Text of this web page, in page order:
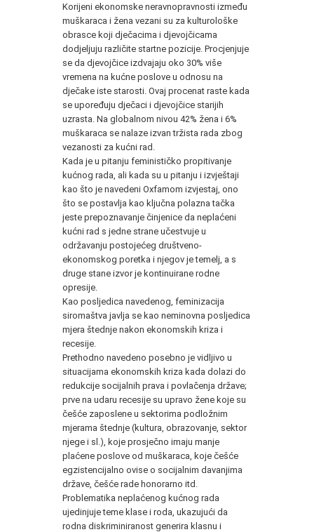
Korijeni ekonomske neravnopravnosti između
muškaraca i žena vezani su za kulturološke
obrasce koji dječacima i djevojčicama
dodjeljuju različite startne pozicije. Procjenjuje
se da djevojčice izdvajaju oko 30% više
vremena na kućne poslove u odnosu na
dječake iste starosti. Ovaj procenat raste kada
se upoređuju dječaci i djevojčice starijih
uzrasta. Na globalnom nivou 42% žena i 6%
muškaraca se nalaze izvan tržista rada zbog
vezanosti za kućni rad.
Kada je u pitanju feminističko propitivanje
kućnog rada, ali kada su u pitanju i izvještaji
kao što je navedeni Oxfamom izvjestaj, ono
što se postavlja kao ključna polazna tačka
jeste prepoznavanje činjenice da neplaćeni
kućni rad s jedne strane učestvuje u
održavanju postojećeg društveno-
ekonomskog poretka i njegov je temelj, a s
druge stane izvor je kontinuirane rodne
opresije.
Kao posljedica navedenog, feminizacija
siromaštva javlja se kao neminovna posljedica
mjera štednje nakon ekonomskih kriza i
recesije.
Prethodno navedeno posebno je vidljivo u
situacijama ekonomskih kriza kada dolazi do
redukcije socijalnih prava i povlačenja države;
prve na udaru recesije su upravo žene koje su
češće zaposlene u sektorima podložnim
mjerama štednje (kultura, obrazovanje, sektor
njege i sl.), koje prosječno imaju manje
plaćene poslove od muškaraca, koje češće
egzistencijalno ovise o socijalnim davanjima
države, češće rade honorarno itd.
Problematika neplaćenog kućnog rada
ujedinjuje teme klase i roda, ukazujući da
rodna diskriminiranost generira klasnu i